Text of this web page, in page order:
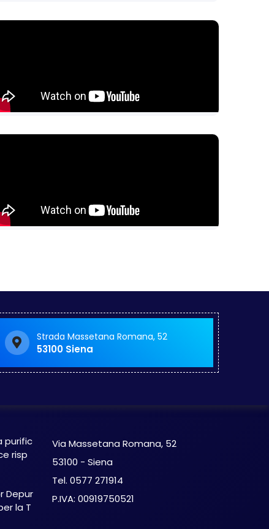
Strada Massetana Romana, 52
53100 Siena
purific
risp
Depur
la T
Via Massetana Romana, 52
53100 - Siena
Tel. 0577 271914
P.IVA: 00919750521